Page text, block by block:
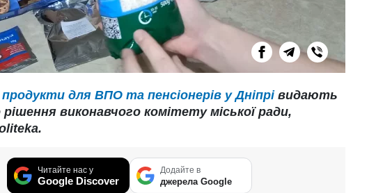
для ВПО та пенсіонерів у Дніпрівидають
рішення виконавчого комітету міської ради,
Читайте нас у
Google Discover
Додайте в
джерела Google